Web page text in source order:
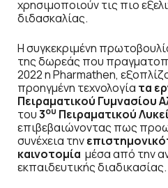
χρησιμοποιούν τις πιο
διδασκαλίας.
Η συγκεκριμένη
της δωρεάς που
2022 η Pharmathen,
προηγμένη τεχνολογία τα
Πειραματικού Γυμνασίου
του3ου Πειραματικού
επιβεβαιώνοντας πως
συνέχεια την
καινοτομία μέσα από την
εκπαιδευτικής διαδικασίας.